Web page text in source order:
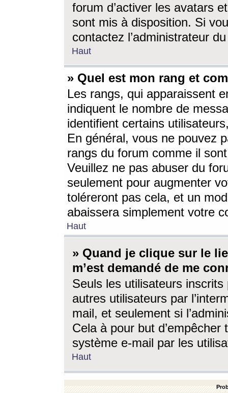
forum d’activer les avatars
sont mis à disposition. Si
contactez l’administrateur
Haut
» Quel est mon rang et
Les rangs, qui apparaissent
indiquent le nombre de
identifient certains
En général, vous ne pouvez
rangs du forum comme il
Veuillez ne pas abuser du
seulement pour augmenter
toléreront pas cela, et un
abaissera simplement votre
Haut
» Quand je clique sur le
m’est demandé de me
Seuls les utilisateurs
autres utilisateurs par
mail, et seulement si
Cela à pour but
système e-mail par les
Haut